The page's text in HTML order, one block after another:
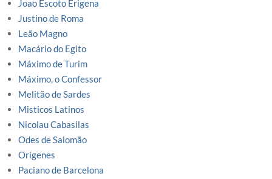
Joao Escoto Erigena
Justino de Roma
Leão Magno
Macário do Egito
Máximo de Turim
Máximo, o Confessor
Melitão de Sardes
Misticos Latinos
Nicolau Cabasilas
Odes de Salomão
Orígenes
Paciano de Barcelona